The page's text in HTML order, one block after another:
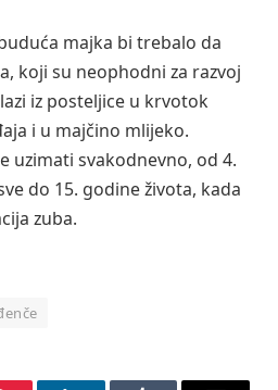
majka bi trebalo da
koji su neophodni za razvoj
iz posteljice u krvotok
i u majčino mlijeko.
uzimati svakodnevno, od 4.
do 15. godine života, kada
zuba.